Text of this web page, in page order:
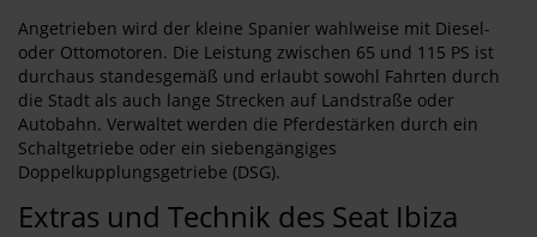
Angetrieben wird der kleine Spanier wahlweise mit Diesel-
oder Ottomotoren. Die Leistung zwischen 65 und 115 PS ist
durchaus standesgemäß und erlaubt sowohl Fahrten durch
die Stadt als auch lange Strecken auf Landstraße oder
Autobahn. Verwaltet werden die Pferdestärken durch ein
Schaltgetriebe oder ein siebengängiges
Doppelkupplungsgetriebe (DSG).
Extras und Technik des Seat Ibiza